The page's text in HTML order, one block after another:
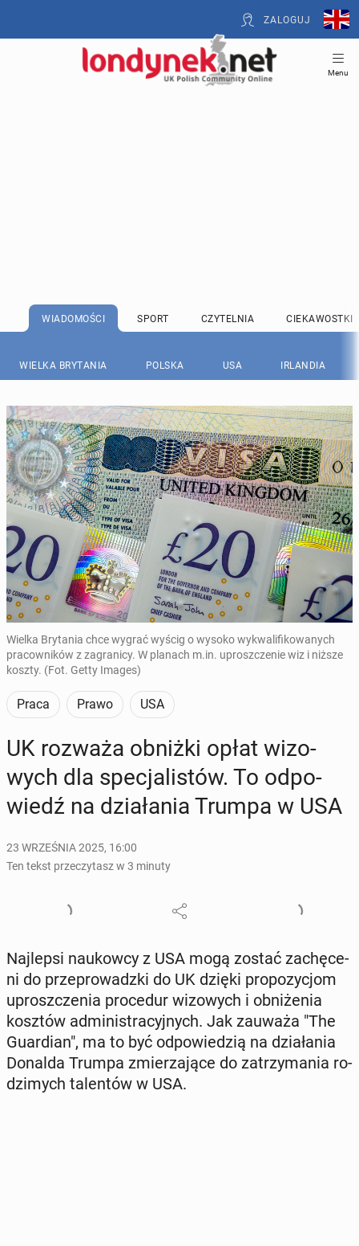
ZALOGUJ
Menu
WIADOMOŚCI SPORT CZYTELNIA CIEKAWOSTKI
WIELKA BRYTANIA POLSKA USA IRLANDIA
Wielka Brytania chce wygrać wyścig o wysoko wykwalifikowanych
pracowników z zagranicy. W planach m.in. uproszczenie wiz i niższe
koszty. (Fot. Getty Images)
Praca Prawo USA
UK rozważa obniżki opłat wi­zo­
wych dla spe­cja­li­stów. To od­po­
wiedź na dzia­ła­nia Trumpa w USA
23 WRZEŚNIA 2025, 16:00
Ten tekst przeczytasz w 3 minuty
Naj­lep­si na­ukow­cy z USA mogą zostać za­chę­ce­
ni do prze­pro­wadz­ki do UK dzięki pro­po­zy­cjom
uprosz­cze­nia pro­ce­dur wi­zo­wych i ob­ni­że­nia
kosztów ad­mi­ni­stra­cyj­nych. Jak zauważa "The
Gu­ar­dian", ma to być od­po­wie­dzią na dzia­ła­nia
Donalda Trumpa zmie­rza­ją­ce do za­trzy­ma­nia ro­
dzi­mych ta­len­tów w USA.